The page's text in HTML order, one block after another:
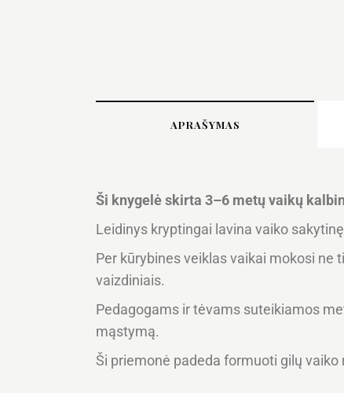
APRAŠYMAS
Ši knygelė skirta 3–6 metų vaikų
Leidinys kryptingai lavina vaiko
Per kūrybines veiklas vaikai mokosi ne
vaizdiniais.
Pedagogams ir tėvams suteikiamos
mąstymą.
Ši priemonė padeda formuoti gilų